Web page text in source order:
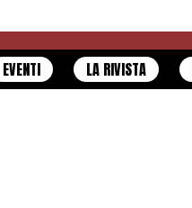
EVENTI LA RIVISTA